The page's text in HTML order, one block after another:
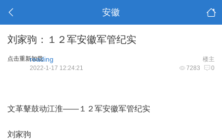
安徽
刘家驹：１２军安徽军管纪实
点击重新加载 楼主
reading
7283 0
2022-1-17 12:24:21
文革鼙鼓动江淮——１２军安徽军管纪实
刘家驹